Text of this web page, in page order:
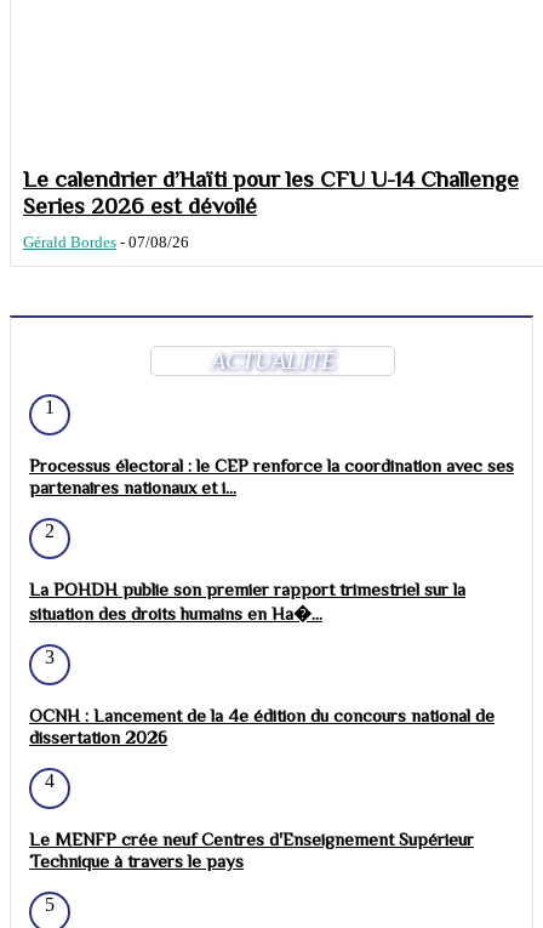
Le calendrier d’Haïti pour les CFU U-14 Challenge
Series 2026 est dévoilé
Gérald Bordes - 07/08/26
ACTUALITÉ
1
Processus électoral : le CEP renforce la coordination avec ses
partenaires nationaux et i...
2
La POHDH publie son premier rapport trimestriel sur la
situation des droits humains en Ha�...
3
OCNH : Lancement de la 4e édition du concours national de
dissertation 2026
4
Le MENFP crée neuf Centres d'Enseignement Supérieur
Technique à travers le pays
5